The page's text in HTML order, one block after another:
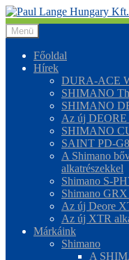
Ugrás
a
navigációhoz
Kilépés
a
tartalomba
Menü
Főoldal
Hírek
DURA-ACE
SHIMANO
SHIMANO
Az új DEORE
SHIMANO
SAINT PD-
A Shimano
alkatrészekkel
Shimano S-
Shimano
Az új Deore
Az új XTR
Márkáink
Shimano
A